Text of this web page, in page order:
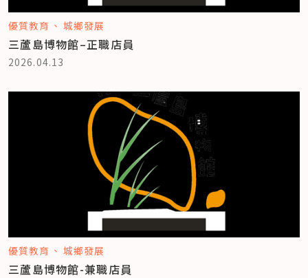
優質教育 城鄉發展
三蘆島博物館–正職店員
2026.04.13
優質教育 城鄉發展
三蘆島博物館-兼職店員